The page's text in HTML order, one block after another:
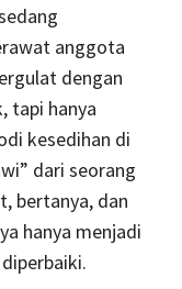
anggota
dengan
tapi hanya
kesedihan di
dari seorang
bertanya, dan
hanya menjadi